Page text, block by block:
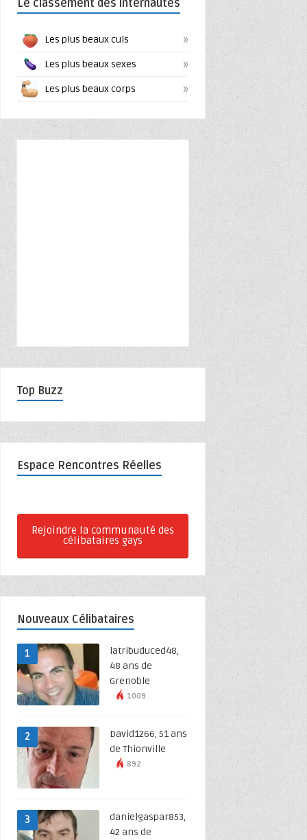
Le classement des internautes
Les plus beaux culs »
Les plus beaux sexes »
Les plus beaux corps »
Top Buzz
Espace Rencontres Réelles
Rejoindre la communauté des
célibataires gays
Nouveaux Célibataires
1
latribuduced48,
48 ans de
Grenoble
1009
2
David1266, 51 ans
de Thionville
892
3
danielgaspar853,
42 ans de